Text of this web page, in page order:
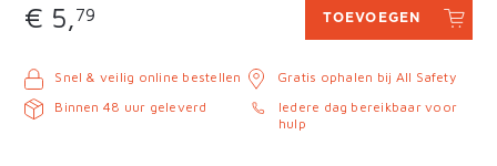
€ 5,79 TOEVOEGEN
Snel & veilig online bestellen
Binnen 48 uur geleverd
Gratis ophalen bij All Safety
Iedere dag bereikbaar voor
hulp